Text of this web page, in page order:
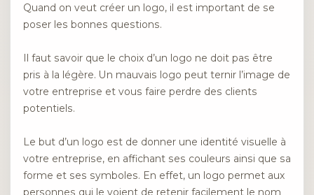
Quand on veut créer un logo, il est important de se
poser les bonnes questions.
Il faut savoir que le choix d’un logo ne doit pas être
pris à la légère. Un mauvais logo peut ternir l’image de
votre entreprise et vous faire perdre des clients
potentiels.
Le but d’un logo est de donner une identité visuelle à
votre entreprise, en affichant ses couleurs ainsi que sa
forme et ses symboles. En effet, un logo permet aux
personnes qui le voient de retenir facilement le nom